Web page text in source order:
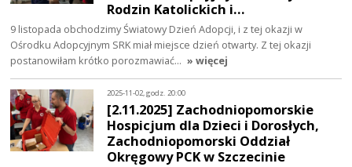
Rodzin Katolickich i…
9 listopada obchodzimy Światowy Dzień Adopcji, i z tej okazji w
Ośrodku Adopcyjnym SRK miał miejsce dzień otwarty. Z tej okazji
postanowiłam krótko porozmawiać… » więcej
2025-11-02, godz. 20:00
[2.11.2025] Zachodniopomorskie
Hospicjum dla Dzieci i Dorosłych,
Zachodniopomorski Oddział
Okręgowy PCK w Szczecinie